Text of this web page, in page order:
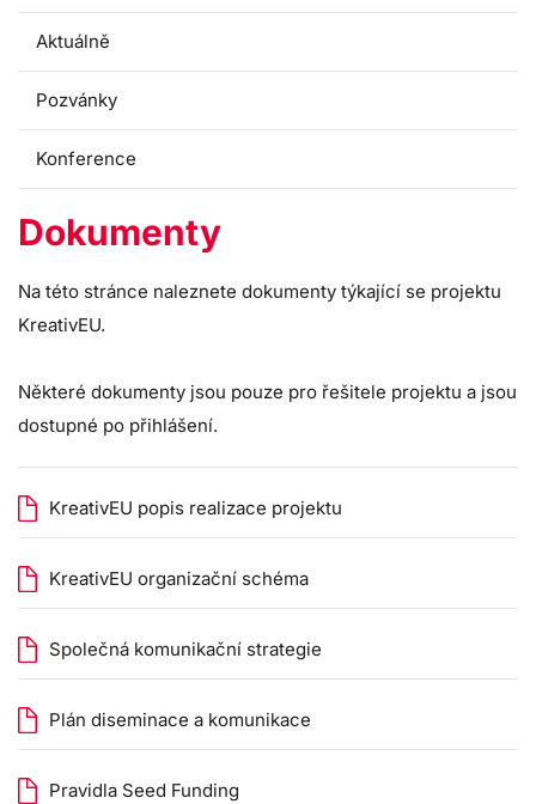
Aktuálně
Pozvánky
Konference
Dokumenty
Na této stránce naleznete dokumenty týkající se projektu
KreativEU.
Některé dokumenty jsou pouze pro řešitele projektu a jsou
dostupné po přihlášení.
KreativEU popis realizace projektu
KreativEU organizační schéma
Společná komunikační strategie
Plán diseminace a komunikace
Pravidla Seed Funding